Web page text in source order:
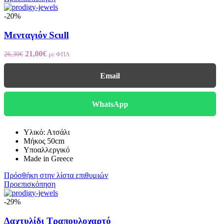
-20%
Μενταγιόν Scull
26,30€ Original
price
21,00€Η
τρέχουσα
21,00€.
με ΦΠΑ
Email
WhatsApp
Υλικό: Ατσάλι
Μήκος 50cm
Υποαλλεργικό
Made in Greece
Πρόσθήκη στην λίστα επιθυμιών
Προεπισκόπηση
-29%
Δαχτυλίδι Τραπουλοχαρτό